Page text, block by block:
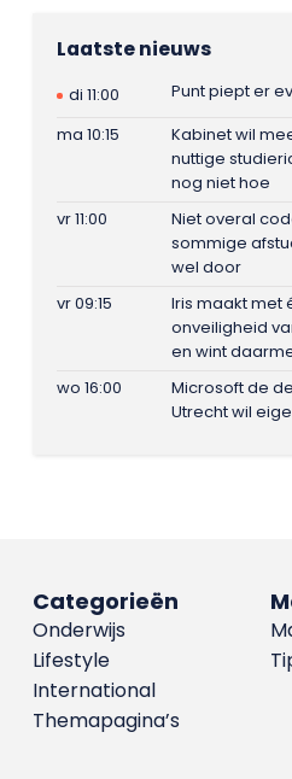
Laatste nieuws
di 11:00
Punt piept er
ma 10:15
Kabinet wil
nuttige
nog niet hoe
vr 11:00
Niet overal
sommige
wel door
vr 09:15
Iris maakt met
onveiligheid
en wint
wo 16:00
Microsoft de
Utrecht wil
Categorieën
Onderwijs
Lifestyle
International
Themapagina’s